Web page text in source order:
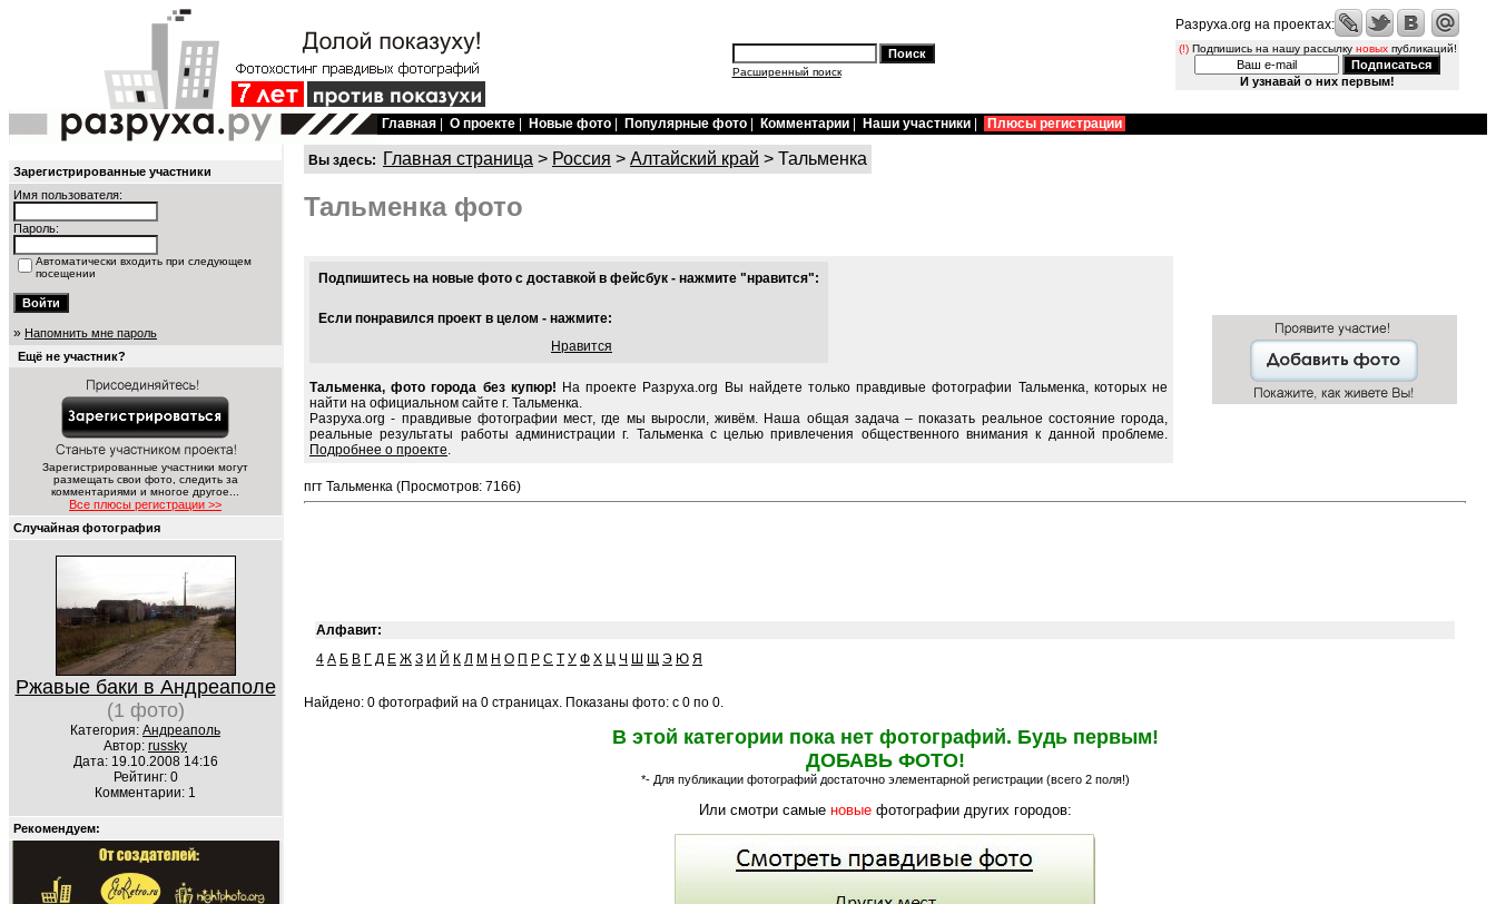
Расширенный поиск
Разруха.org на проектах:
(!)Подпишись на нашу рассылку новыхпубликаций!
И узнавай о них первым!
Главная О проекте Новые фото Популярные фото Комментарии Наши участники Плюсы регистрации
Зарегистрированные участники
Имя пользователя:
Пароль:
Автоматически входить при следующем
посещении
» Напомнить мне пароль
Ещё не участник?
Зарегистрированные участники могут
размещать свои фото, следить за
комментариями и многое другое...
Все плюсы регистрации >>
Случайная фотография
Ржавые баки в Андреаполе
(1 фото)
Категория: Андреаполь
Автор: russky
Дата: 19.10.2008 14:16
Рейтинг: 0
Комментарии: 1
Рекомендуем:
Вы здесь: Главная страница > Россия > Алтайский край > Тальменка
Тальменка фото
Подпишитесь на новые фото с доставкой в фейсбук - нажмите "нравится":
Если понравился проект в целом - нажмите:
Нравится
Тальменка, фото города без купюр! На проекте Разруха.org Вы найдете только правдивые фотографии Тальменка, которых не
найти на официальном сайте г. Тальменка.
Разруха.org - правдивые фотографии мест, где мы выросли, живём. Наша общая задача – показать реальное состояние города,
реальные результаты работы администрации г. Тальменка с целью привлечения общественного внимания к данной проблеме.
Подробнее о проекте.
пгт Тальменка (Просмотров: 7166)
Алфавит:
4 А Б В Г Д Е Ж З И Й К Л М Н О П Р С Т У Ф Х Ц Ч Ш Щ Э Ю Я
Найдено: 0 фотографий на 0 страницах. Показаны фото: с 0 по 0.
В этой категории пока нет фотографий. Будь первым!
ДОБАВЬ ФОТО!
*- Для публикации фотографий достаточно элементарной регистрации (всего 2 поля!)
Или смотри самые новыефотографии других городов: